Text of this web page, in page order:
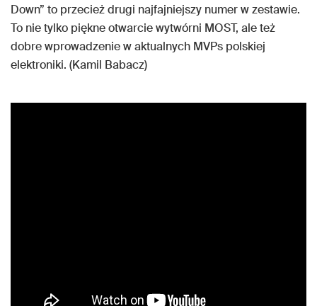
Down” to przecież drugi najfajniejszy numer w zestawie.
To nie tylko piękne otwarcie wytwórni MOST, ale też
dobre wprowadzenie w aktualnych MVPs polskiej
elektroniki. (Kamil Babacz)